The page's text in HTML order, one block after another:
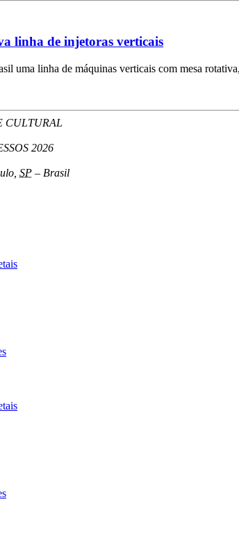
linha de injetoras verticais
uma linha de máquinas verticais com mesa
CULTURAL
2026
SP – Brasil